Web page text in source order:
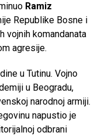
Ramiz
Republike Bosne i
vojnih komandanata
agresije.
u Tutinu. Vojno
u Beogradu,
narodnoj armiji.
napustio je
odbrani